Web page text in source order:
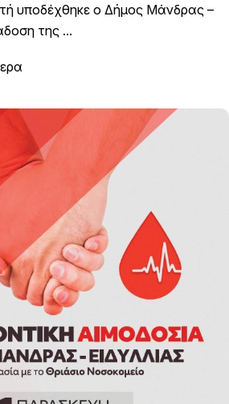
υποδέχθηκε ο Δήμος Μάνδρας –
της ...